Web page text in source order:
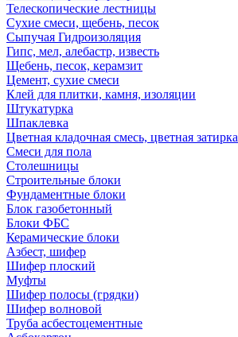
Телескопические лестницы
Сухие смеси, щебень, песок
Сыпучая Гидроизоляция
Гипс, мел, алебастр, известь
Щебень, песок, керамзит
Цемент, сухие смеси
Клей для плитки, камня, изоляции
Штукатурка
Шпаклевка
Цветная кладочная смесь, цветная затирка
Смеси для пола
Столешницы
Строительные блоки
Фундаментные блоки
Блок газобетонный
Блоки ФБС
Керамические блоки
Азбест, шифер
Шифер плоский
Муфты
Шифер полосы (грядки)
Шифер волновой
Труба асбестоцементные